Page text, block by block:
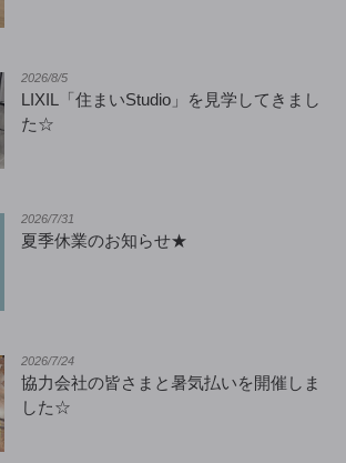
2026/8/5
LIXIL「住まいStudio」を見学してきまし
た☆
2026/7/31
夏季休業のお知らせ★
2026/7/24
協力会社の皆さまと暑気払いを開催しま
した☆